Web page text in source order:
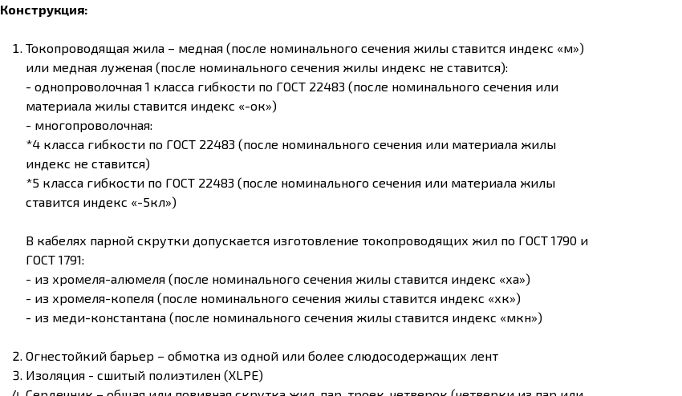
Конструкция:
Токопроводящая жила – медная (после номинального сечения жилы ставится индекс «м»)
или медная луженая (после номинального сечения жилы индекс не ставится):
- однопроволочная 1 класса гибкости по ГОСТ 22483 (после номинального сечения или
материала жилы ставится индекс «-ок»)
- многопроволочная:
*4 класса гибкости по ГОСТ 22483 (после номинального сечения или материала жилы
индекс не ставится)
*5 класса гибкости по ГОСТ 22483 (после номинального сечения или материала жилы
ставится индекс «-5кл»)
В кабелях парной скрутки допускается изготовление токопроводящих жил по ГОСТ 1790 и
ГОСТ 1791:
- из хромеля-алюмеля (после номинального сечения жилы ставится индекс «ха»)
- из хромеля-копеля (после номинального сечения жилы ставится индекс «хк»)
- из меди-константана (после номинального сечения жилы ставится индекс «мкн»)
Огнестойкий барьер – обмотка из одной или более слюдосодержащих лент
Изоляция - сшитый полиэтилен (XLPE)